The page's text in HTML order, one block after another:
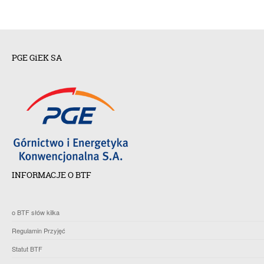
PGE GiEK SA
INFORMACJE O BTF
o BTF słów kilka
Regulamin Przyjęć
Statut BTF